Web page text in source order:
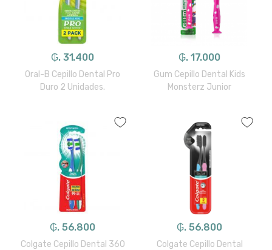
₲. 31.400
Oral-B Cepillo Dental Pro
Duro 2 Unidades.
₲. 17.000
Gum Cepillo Dental Kids
Monsterz Junior
₲. 56.800
Colgate Cepillo Dental 360
₲. 56.800
Colgate Cepillo Dental